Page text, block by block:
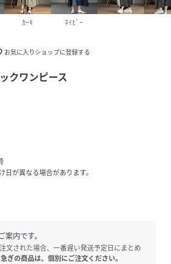
ｶｰｷ ﾈｲﾋﾞｰ
お気に入りショップに登録する
クワンピース
が異なる場合があります。
内です。
文された場合、一番遅い発送予定日にまとめ
ぎの商品は、個別にご注文ください。